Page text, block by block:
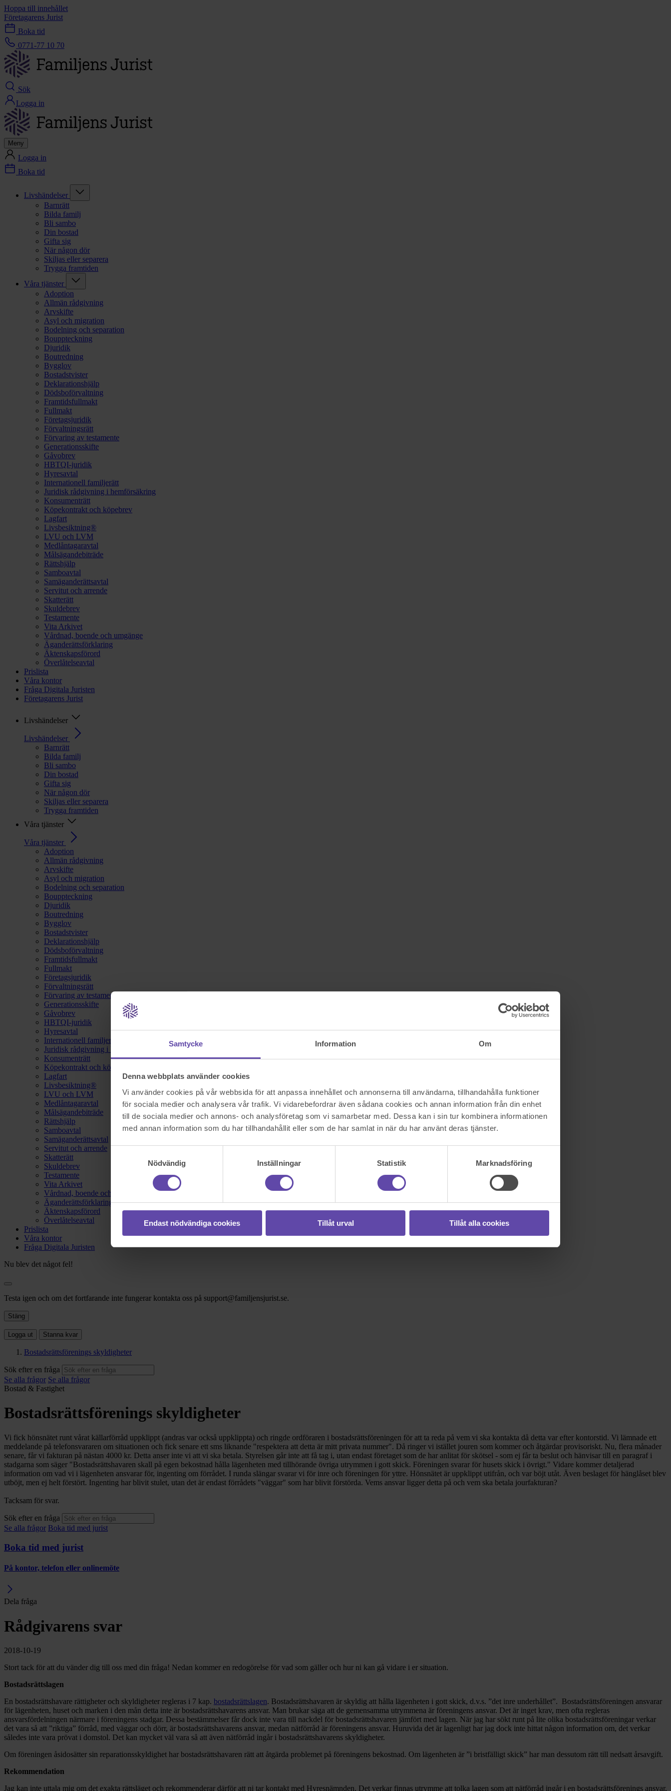
Samtycke Information Om
Denna webbplats använder cookies
Vi använder cookies på vår webbsida för att anpassa innehållet och annonserna till användarna, tillhandahålla funktioner
för sociala medier och analysera vår trafik. Vi vidarebefordrar även sådana cookies och annan information från din enhet
till de sociala medier och annons- och analysföretag som vi samarbetar med. Dessa kan i sin tur kombinera informationen
med annan information som du har tillhandahållit eller som de har samlat in när du har använt deras tjänster.
Nödvändig
Inställningar Statistik Marknadsföring
Endast nödvändiga cookies Tillåt urval Tillåt alla cookies
Hoppa till innehållet
Företagarens Jurist
Boka tid
0771-77 10 70
Sök
Logga in
Meny
Logga in
Boka tid
Livshändelser
Barnrätt
Bilda familj
Bli sambo
Din bostad
Gifta sig
När någon dör
Skiljas eller separera
Trygga framtiden
Våra tjänster
Adoption
Allmän rådgivning
Arvskifte
Asyl och migration
Bodelning och separation
Bouppteckning
Djuridik
Boutredning
Bygglov
Bostadstvister
Deklarationshjälp
Dödsboförvaltning
Framtidsfullmakt
Fullmakt
Företagsjuridik
Förvaltningsrätt
Förvaring av testamente
Generationsskifte
Gåvobrev
HBTQI-juridik
Hyresavtal
Internationell familjerätt
Juridisk rådgivning i hemförsäkring
Konsumenträtt
Köpekontrakt och köpebrev
Lagfart
Livsbesiktning®
LVU och LVM
Medlåntagaravtal
Målsägandebiträde
Rättshjälp
Samboavtal
Samäganderättsavtal
Servitut och arrende
Skatterätt
Skuldebrev
Testamente
Vita Arkivet
Vårdnad, boende och umgänge
Äganderättsförklaring
Äktenskapsförord
Överlåtelseavtal
Prislista
Våra kontor
Fråga Digitala Juristen
Företagarens Jurist
Livshändelser
Livshändelser
Barnrätt
Bilda familj
Bli sambo
Din bostad
Gifta sig
När någon dör
Skiljas eller separera
Trygga framtiden
Våra tjänster
Våra tjänster
Adoption
Allmän rådgivning
Arvskifte
Asyl och migration
Bodelning och separation
Bouppteckning
Djuridik
Boutredning
Bygglov
Bostadstvister
Deklarationshjälp
Dödsboförvaltning
Framtidsfullmakt
Fullmakt
Företagsjuridik
Förvaltningsrätt
Förvaring av testamente
Generationsskifte
Gåvobrev
HBTQI-juridik
Hyresavtal
Internationell familjerätt
Juridisk rådgivning i hemförsäkring
Konsumenträtt
Köpekontrakt och köpebrev
Lagfart
Livsbesiktning®
LVU och LVM
Medlåntagaravtal
Målsägandebiträde
Rättshjälp
Samboavtal
Samäganderättsavtal
Servitut och arrende
Skatterätt
Skuldebrev
Testamente
Vita Arkivet
Vårdnad, boende och umgänge
Äganderättsförklaring
Äktenskapsförord
Överlåtelseavtal
Prislista
Våra kontor
Fråga Digitala Juristen
Nu blev det något fel!
Testa igen och om det fortfarande inte fungerar kontakta oss på support@familjensjurist.se.
Stäng
Logga ut Stanna kvar
Bostadsrättsförenings skyldigheter
Sök efter en fråga
Se alla frågor Se alla frågor
Bostad & Fastighet
Bostadsrättsförenings skyldigheter
Vi fick hönsnätet runt vårat källarförråd uppklippt (andras var också uppklippta) och ringde ordföraren i bostadsrättsföreningen för att ta reda på vem vi ska kontakta då detta var efter kontorstid. Vi lämnade ett
meddelande på telefonsvararen om situationen och fick senare ett sms liknande "respektera att detta är mitt privata nummer". Då ringer vi istället jouren som kommer och åtgärdar provisoriskt. Nu, flera månader
senare, får vi fakturan på nästan 4000 kr. Detta anser inte vi att vi ska betala. Styrelsen går inte att få tag i, utan endast företaget som de har anlitat för skötsel - som ej får ta beslut och hänvisar till en paragraf i
stadgarna som säger "Bostadsrättshavaren skall på egen bekostnad hålla lägenheten med tillhörande övriga utrymmen i gott skick. Föreningen svarar för husets skick i övrigt." Vidare kommer detaljerad
information om vad vi i lägenheten ansvarar för, ingenting om förrådet. I runda slängar svarar vi för inre och föreningen för yttre. Hönsnätet är uppklippt utifrån, och var böjt utåt. Även beslaget för hänglåset blev
utböjt, men ej helt förstört. Ingenting har blivit stulet, utan det är endast förrådets "väggar" som har blivit förstörda. Vems ansvar ligger detta på och vem ska betala jourfakturan?
Tacksam för svar.
Sök efter en fråga
Se alla frågor Boka tid med jurist
Boka tid med jurist
På kontor, telefon eller onlinemöte
Dela fråga
Rådgivarens svar
2018-10-19
Stort tack för att du vänder dig till oss med din fråga! Nedan kommer en redogörelse för vad som gäller och hur ni kan gå vidare i er situation.
Bostadsrättslagen
En bostadsrättshavare rättigheter och skyldigheter regleras i 7 kap. bostadsrättslagen. Bostadsrättshavaren är skyldig att hålla lägenheten i gott skick, d.v.s. ”det inre underhållet”. Bostadsrättsföreningen ansvarar
för lägenheten, huset och marken i den mån detta inte är bostadsrättshavarens ansvar. Man brukar säga att de gemensamma utrymmena är föreningens ansvar. Det är inget krav, men ofta regleras
ansvarsfördelningen närmare i föreningens stadgar. Dessa bestämmelser får dock inte vara till nackdel för bostadsrättshavaren jämfört med lagen. När jag har sökt runt på lite olika bostadsrättsföreningar verkar
det vara så att ”riktiga” förråd, med väggar och dörr, är bostadsrättshavarens ansvar, medan nätförråd är föreningens ansvar. Huruvida det är lagenligt har jag dock inte hittat någon information om, det verkar
således inte vara prövat i domstol. Det kan mycket väl vara så att även nätförråd ingår i bostadsrättshavarens skyldigheter.
Om föreningen åsidosätter sin reparationsskyldighet har bostadsrättshavaren rätt att åtgärda problemet på föreningens bekostnad. Om lägenheten är ”i bristfälligt skick” har man dessutom rätt till nedsatt årsavgift.
Rekommendation
Jag kan inte uttala mig om det exakta rättsläget och rekommenderar därför att ni tar kontakt med Hyresnämnden. Det verkar finnas utrymme att tolka lagen som att nätförråd ingår i en bostadsrättsförenings ansvar,